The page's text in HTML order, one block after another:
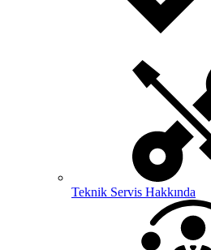
Teknik Servis Hakkında